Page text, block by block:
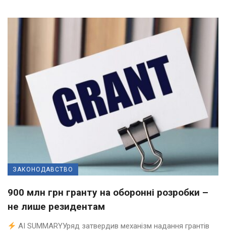
ЗАКОНОДАВСТВО
900 млн грн гранту на оборонні розробки –
не лише резидентам
AI SUMMARYУряд затвердив механізм надання грантів